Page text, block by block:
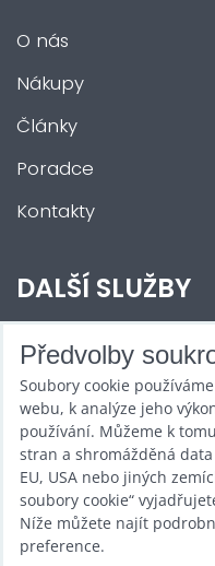
O nás
Nákupy
Články
Poradce
Kontakty
DALŠÍ SLUŽBY
Zábava na Vaši akci
Půjčovna
Promotéři
Kurzy a setkání
Velkoobchod
Předvolby
Soubory cookie
webu, k analýze jeho
používání. Můžeme k
stran a shromážděná
EU, USA nebo jiných
soubory cookie“
Níže můžete najít
preference.